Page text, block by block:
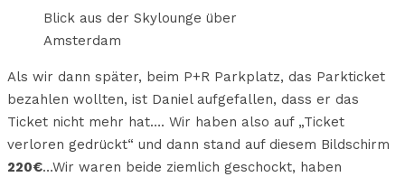
Blick aus der Skylounge über
Amsterdam
Als wir dann später, beim P+R Parkplatz, das Parkticket
bezahlen wollten, ist Daniel aufgefallen, dass er das
Ticket nicht mehr hat…. Wir haben also auf „Ticket
verloren gedrückt“ und dann stand auf diesem Bildschirm
220€…Wir waren beide ziemlich geschockt, haben